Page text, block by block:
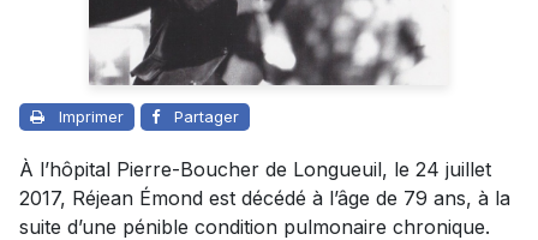
Imprimer Partager
À l’hôpital Pierre-Boucher de Longueuil, le 24 juillet
2017, Réjean Émond est décédé à l’âge de 79 ans, à la
suite d’une pénible condition pulmonaire chronique.